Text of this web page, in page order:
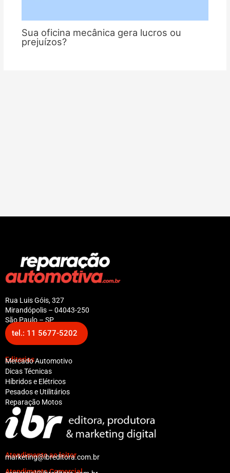
Sua oficina mecânica gera lucros ou
prejuízos?
Rua Luis Góis, 327
Mirandópolis – 04043-250
São Paulo – SP
tel.: 11 5677-5202
Editorias
Mercado Automotivo
Dicas Técnicas
Híbridos e Elétricos
Pesados e Utilitários
Reparação Motos
Atendimento ao leitor
marketing@ibreditora.com.br